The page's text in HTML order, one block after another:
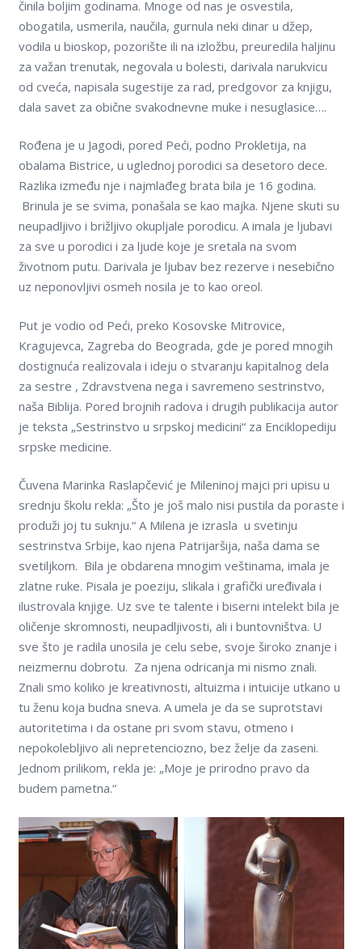
Kontakt
On-line edukacija
činila bolјim godinama. Mnoge od nas je osvestila,
obogatila, usmerila, naučila, gurnula neki dinar u džep,
vodila u bioskop, pozorište ili na izložbu, preuredila halјinu
za važan trenutak, negovala u bolesti, darivala narukvicu
od cveća, napisala sugestije za rad, predgovor za knjigu,
dala savet za obične svakodnevne muke i nesuglasice….
Rođena je u Jagodi, pored Peći, podno Prokletija, na
obalama Bistrice, u uglednoj porodici sa desetoro dece.
Razlika između nje i najmlađeg brata bila je 16 godina.
Brinula je se svima, ponašala se kao majka. Nјene skuti su
neupadlјivo i brižlјivo okuplјale porodicu. A imala je lјubavi
za sve u porodici i za lјude koje je sretala na svom
životnom putu. Darivala je lјubav bez rezerve i nesebično
uz neponovlјivi osmeh nosila je to kao oreol.
Put je vodio od Peći, preko Kosovske Mitrovice,
Kragujevca, Zagreba do Beograda, gde je pored mnogih
dostignuća realizovala i ideju o stvaranju kapitalnog dela
za sestre , Zdravstvena nega i savremeno sestrinstvo,
naša Biblija. Pored brojnih radova i drugih publikacija autor
je teksta „Sestrinstvo u srpskoj medicini“ za Enciklopediju
srpske medicine.
Čuvena Marinka Raslapčević je Mileninoj majci pri upisu u
srednju školu rekla: „Što je još malo nisi pustila da poraste i
produži joj tu suknju.“ A Milena je izrasla u svetinju
sestrinstva Srbije, kao njena Patrijaršija, naša dama se
svetilјkom. Bila je obdarena mnogim veštinama, imala je
zlatne ruke. Pisala je poeziju, slikala i grafički uređivala i
ilustrovala knjige. Uz sve te talente i biserni intelekt bila je
oličenje skromnosti, neupadlјivosti, ali i buntovništva. U
sve što je radila unosila je celu sebe, svoje široko znanje i
neizmernu dobrotu. Za njena odricanja mi nismo znali.
Znali smo koliko je kreativnosti, altuizma i intuicije utkano u
tu ženu koja budna sneva. A umela je da se suprotstavi
autoritetima i da ostane pri svom stavu, otmeno i
nepokoleblјivo ali nepretenciozno, bez želјe da zaseni.
Jednom prilikom, rekla je: „Moje je prirodno pravo da
budem pametna.“